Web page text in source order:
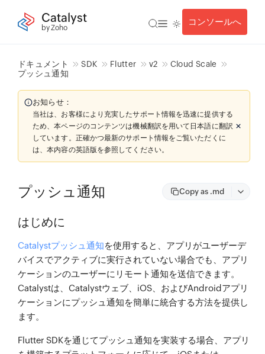
Catalyst
by Zoho
コンソールへ
ドキュメント SDK Flutter v2
Cloud Scale
プッシュ通知
お知らせ：
当社は、お客様により充実したサポート情報を迅速に提供する
ため、本ページのコンテンツは機械翻訳を用いて日本語に翻訳
しています。正確かつ最新のサポート情報をご覧いただくに
は、本内容の英語版を参照してください。
プッシュ通知 Copy as .md
はじめに
Catalystプッシュ通知を使用すると、アプリがユーザーデ
バイスでアクティブに実行されていない場合でも、アプリ
ケーションのユーザーにリモート通知を送信できます。
Catalystは、Catalystウェブ、iOS、およびAndroidアプリ
ケーションにプッシュ通知を簡単に統合する方法を提供し
ます。
Flutter SDKを通じてプッシュ通知を実装する場合、アプリ